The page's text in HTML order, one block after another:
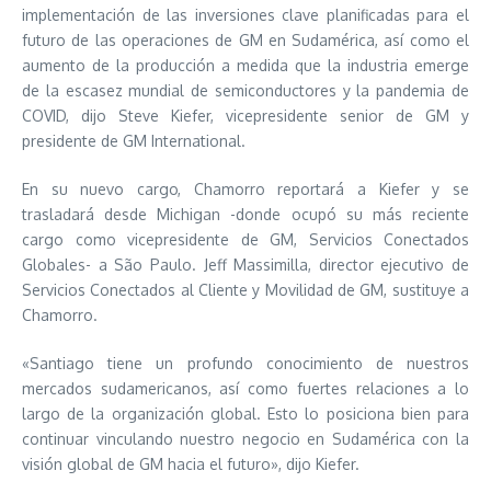
implementación de las inversiones clave planificadas para el
futuro de las operaciones de GM en Sudamérica, así como el
aumento de la producción a medida que la industria emerge
de la escasez mundial de semiconductores y la pandemia de
COVID, dijo Steve Kiefer, vicepresidente senior de GM y
presidente de GM International.
En su nuevo cargo, Chamorro reportará a Kiefer y se
trasladará desde Michigan -donde ocupó su más reciente
cargo como vicepresidente de GM, Servicios Conectados
Globales- a São Paulo. Jeff Massimilla, director ejecutivo de
Servicios Conectados al Cliente y Movilidad de GM, sustituye a
Chamorro.
«Santiago tiene un profundo conocimiento de nuestros
mercados sudamericanos, así como fuertes relaciones a lo
largo de la organización global. Esto lo posiciona bien para
continuar vinculando nuestro negocio en Sudamérica con la
visión global de GM hacia el futuro», dijo Kiefer.